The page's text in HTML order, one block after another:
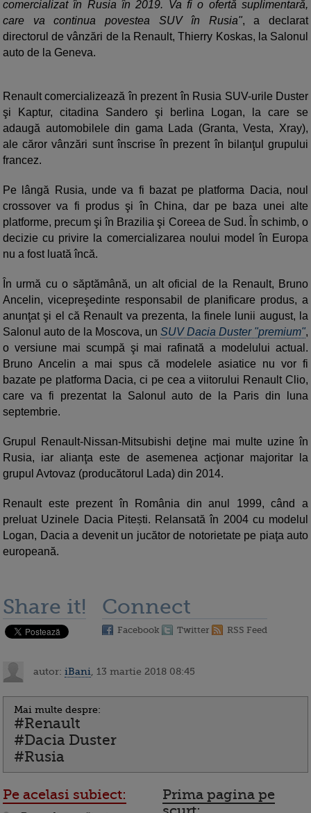
comercializat în Rusia în 2019. Va fi o ofertă suplimentară,
care va continua povestea SUV în Rusia", a declarat
directorul de vânzări de la Renault, Thierry Koskas, la Salonul
auto de la Geneva.
Renault comercializează în prezent în Rusia SUV-urile Duster
şi Kaptur, citadina Sandero şi berlina Logan, la care se
adaugă automobilele din gama Lada (Granta, Vesta, Xray),
ale căror vânzări sunt înscrise în prezent în bilanţul grupului
francez.
Pe lângă Rusia, unde va fi bazat pe platforma Dacia, noul
crossover va fi produs şi în China, dar pe baza unei alte
platforme, precum şi în Brazilia şi Coreea de Sud. În schimb, o
decizie cu privire la comercializarea noului model în Europa
nu a fost luată încă.
În urmă cu o săptămână, un alt oficial de la Renault, Bruno
Ancelin, vicepreşedinte responsabil de planificare produs, a
anunţat şi el că Renault va prezenta, la finele lunii august, la
Salonul auto de la Moscova, un SUV Dacia Duster "premium",
o versiune mai scumpă şi mai rafinată a modelului actual.
Bruno Ancelin a mai spus că modelele asiatice nu vor fi
bazate pe platforma Dacia, ci pe cea a viitorului Renault Clio,
care va fi prezentat la Salonul auto de la Paris din luna
septembrie.
Grupul Renault-Nissan-Mitsubishi deţine mai multe uzine în
Rusia, iar alianţa este de asemenea acţionar majoritar la
grupul Avtovaz (producătorul Lada) din 2014.
Renault este prezent în România din anul 1999, când a
preluat Uzinele Dacia Pitești. Relansată în 2004 cu modelul
Logan, Dacia a devenit un jucător de notorietate pe piaţa auto
europeană.
Share it! Connect
Facebook Twitter RSS Feed
autor: iBani , 13 martie 2018 08:45
Mai multe despre:
#Renault
#Dacia Duster
#Rusia
Pe acelasi subiect:
Prima pagina pe